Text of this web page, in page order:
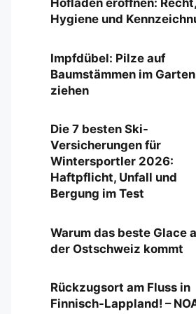
Hofladen eröffnen: Recht,
Hygiene und
Impfdübel: Pilze auf
Baumstämmen im Garten
ziehen
Die 7 besten Ski-
Versicherungen für
Wintersportler 2026:
Haftpflicht, Unfall und
Bergung im Test
Warum das beste Glace
der Ostschweiz kommt
Rückzugsort am Fluss in
Finnisch-Lappland! –